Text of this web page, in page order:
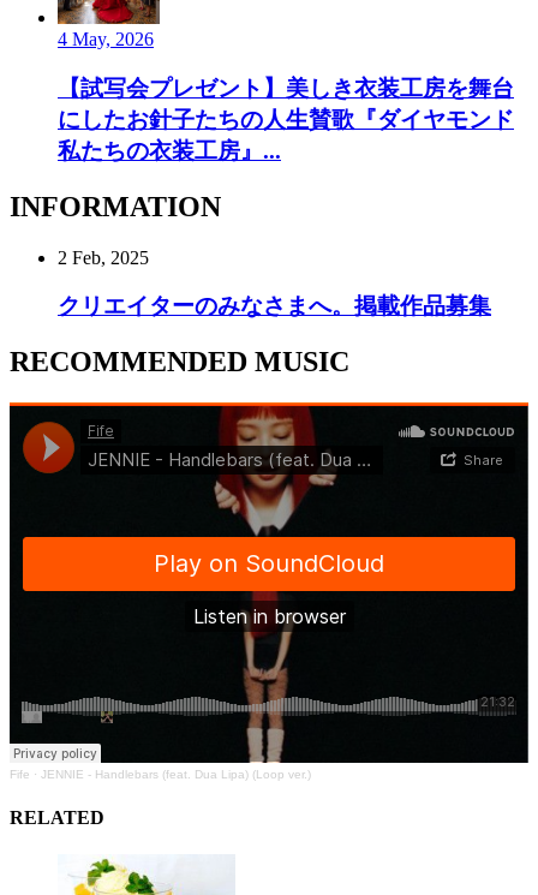
4 May, 2026
【試写会プレゼント】美しき衣装工房を舞台
にしたお針子たちの人生賛歌『ダイヤモンド
私たちの衣装工房』...
INFORMATION
2 Feb, 2025
クリエイターのみなさまへ。掲載作品募集
RECOMMENDED MUSIC
Fife · JENNIE - Handlebars (feat. Dua Lipa) (Loop ver.)
RELATED